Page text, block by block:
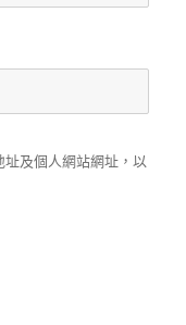
及個人網站網址，以